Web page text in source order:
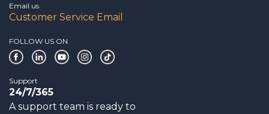
Email us
Customer Service Email
FOLLOW US ON
Support
24/7/365
A support team is ready to